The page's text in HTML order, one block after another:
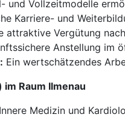
und Vollzeitmodelle
Karriere- und
attraktive Vergütung
Anstellung im
Ein wertschätzendes
Raum Ilmenau
Medizin und